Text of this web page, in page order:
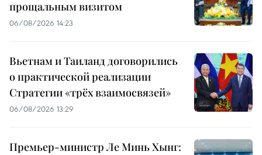
прощальным визитом
06/08/2026 14:23
Вьетнам и Таиланд договорились
о практической реализации
Стратегии «трёх взаимосвязей»
06/08/2026 13:29
Премьер-министр Ле Минь Хынг: